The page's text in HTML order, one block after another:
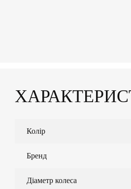
Колір
Бренд
Діаметр колеса